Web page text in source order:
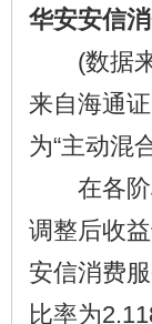
华安安信
(数据来
来自海通
为“主动混
在各阶
调整后收
安信消费
比率为